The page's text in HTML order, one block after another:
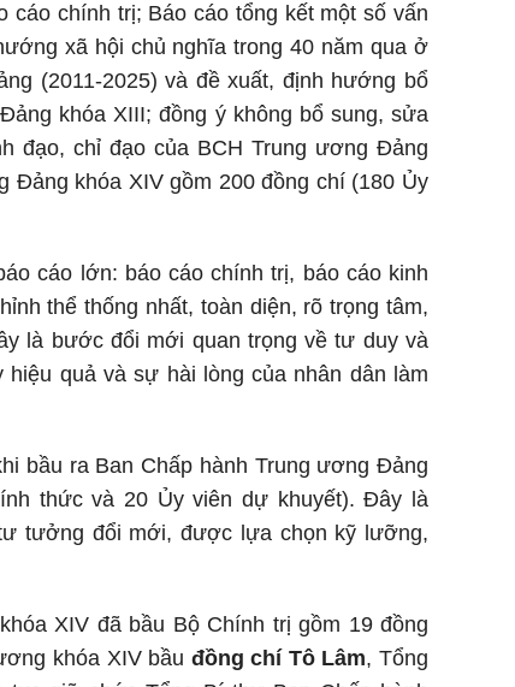
chính trị; Báo cáo tổng kết một số vấn
xã hội chủ nghĩa trong 40 năm qua ở
(2011-2025) và đề xuất, định hướng bổ
khóa XIII; đồng ý không bổ sung, sửa
đạo, chỉ đạo của BCH Trung ương Đảng
Đảng khóa XIV gồm 200 đồng chí (180 Ủy
cáo lớn: báo cáo chính trị, báo cáo kinh
thể thống nhất, toàn diện, rõ trọng tâm,
là bước đổi mới quan trọng về tư duy và
quả và sự hài lòng của nhân dân làm
bầu ra Ban Chấp hành Trung ương Đảng
thức và 20 Ủy viên dự khuyết). Đây là
tưởng đổi mới, được lựa chọn kỹ lưỡng,
XIV đã bầu Bộ Chính trị gồm 19 đồng
khóa XIV bầu đồng chí Tô Lâm, Tổng